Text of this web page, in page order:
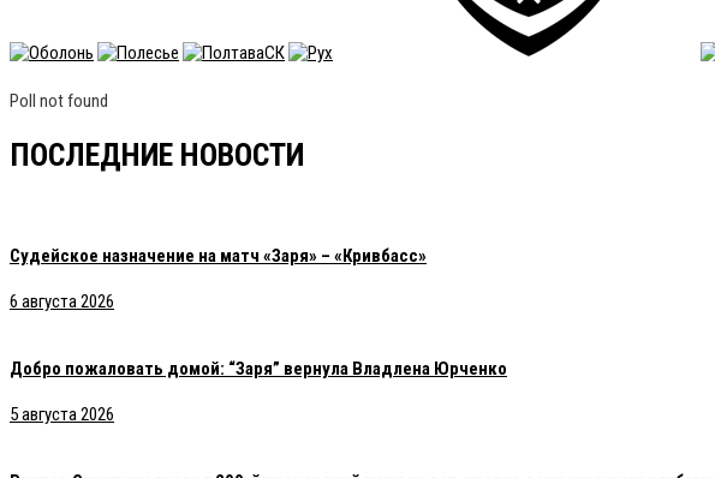
Poll not found
ПОСЛЕДНИЕ НОВОСТИ
Судейское назначение на матч «Заря» – «Кривбасс»
6 августа 2026
Добро пожаловать домой: “Заря” вернула Владлена Юрченко
5 августа 2026